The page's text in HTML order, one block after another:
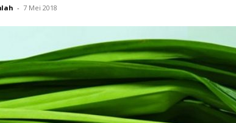
- 7 Mei 2018